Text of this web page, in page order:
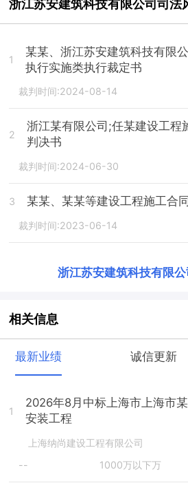
浙江苏安建筑科技有限公司司法
1
某某、浙江苏安建筑科技有限
执行实施类执行裁定书
裁判时间:2024-08-14
2
浙江某有限公司;任某建设工程
判决书
裁判时间:2024-06-30
3 某某、某某等建设工程施工合
裁判时间:2023-06-14
浙江苏安建筑科技有限公
相关信息
最新业绩 诚信更新
1
2026年8月中标上海市上海市
安装工程
上海纳尚建设工程有限公司
--
1000万以下万